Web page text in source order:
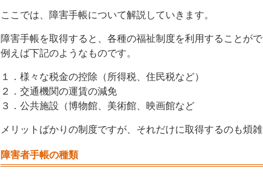
ここでは、障害手帳について解説していきます。
障害手帳を取得すると、各種の福祉制度を利用することがで
例えば下記のようなものです。
１．様々な税金の控除（所得税、住民税など）
２．交通機関の運賃の減免
３．公共施設（博物館、美術館、映画館など
メリットばかりの制度ですが、それだけに取得するのも煩
障害者手帳の種類